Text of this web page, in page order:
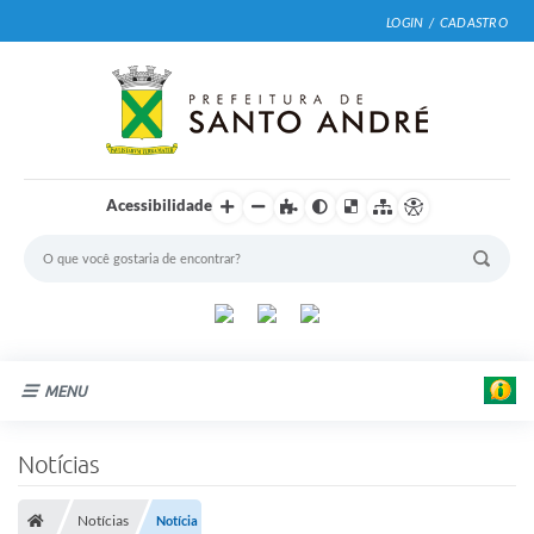
LOGIN / CADASTRO
Acessibilidade
MENU
Notícias
Notícias Notícia